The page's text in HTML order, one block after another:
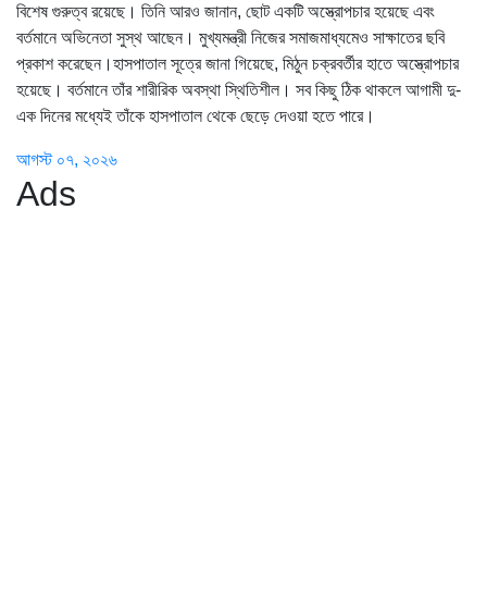
বিশেষ গুরুত্ব রয়েছে। তিনি আরও জানান, ছোট একটি অস্ত্রোপচার হয়েছে এবং
বর্তমানে অভিনেতা সুস্থ আছেন। মুখ্যমন্ত্রী নিজের সমাজমাধ্যমেও সাক্ষাতের ছবি
প্রকাশ করেছেন।হাসপাতাল সূত্রে জানা গিয়েছে, মিঠুন চক্রবর্তীর হাতে অস্ত্রোপচার
হয়েছে। বর্তমানে তাঁর শারীরিক অবস্থা স্থিতিশীল। সব কিছু ঠিক থাকলে আগামী দু-
এক দিনের মধ্যেই তাঁকে হাসপাতাল থেকে ছেড়ে দেওয়া হতে পারে।
আগস্ট ০৭, ২০২৬
Ads